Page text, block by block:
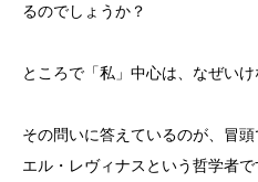
るのでしょうか？
ところで「私」中心は、なぜい
その問いに答えているのが、冒
エル・レヴィナスという哲学者